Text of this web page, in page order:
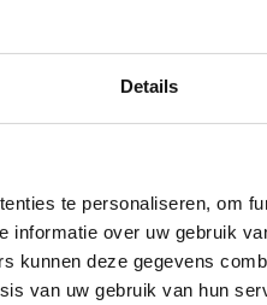
Details
te personaliseren, om
informatie over uw gebruik
kunnen deze gegevens
van uw gebruik van hun
uitverkocht!
sturen u een email als we dit
op voorraad hebben
*